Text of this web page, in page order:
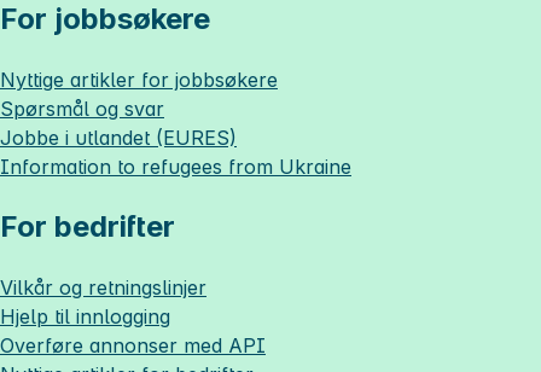
For jobbsøkere
Nyttige artikler for jobbsøkere
Spørsmål og svar
Jobbe i utlandet (EURES)
Information to refugees from Ukraine
For bedrifter
Vilkår og retningslinjer
Hjelp til innlogging
Overføre annonser med API